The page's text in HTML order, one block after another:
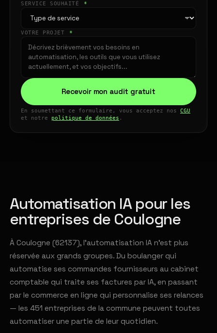
SERVICE SOUHAITÉ *
VOTRE PROJET *
Recevoir mon audit gratuit
En soumettant ce formulaire, vous acceptez nos CGU
et notre politique de données .
Automatisation IA pour les
entreprises de Coulogne
À Coulogne (62137), l'automatisation IA n'est plus
réservée aux grands groupes. Du boulanger qui
automatise ses commandes fournisseurs au cabinet
comptable qui traite ses factures par IA, en passant
par le commerce en ligne qui personnalise ses relances
— les 451 entreprises de la commune peuvent toutes
automatiser une partie de leur quotidien.